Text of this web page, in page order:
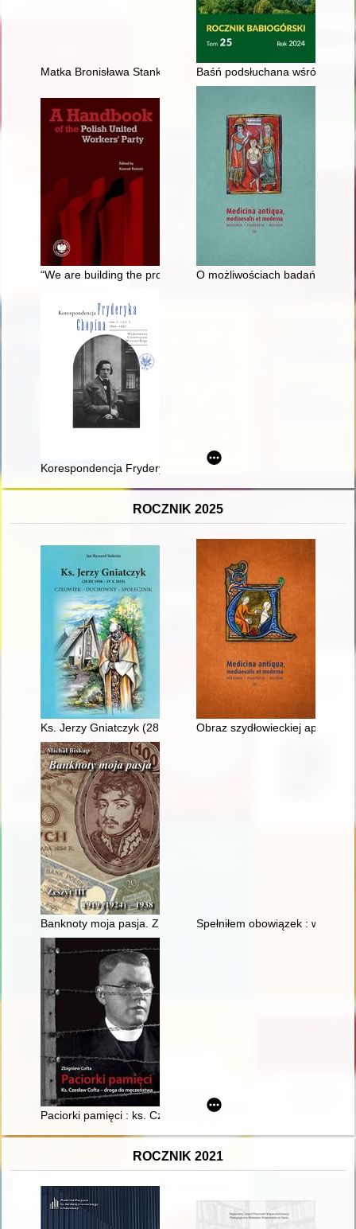
Matka Bronisława Stankowicz, Maria Żaryn i inne siostry na
Baśń podsłuchana wśród
“We are building the prosperity of the nation under the
O możliwościach badań
Korespondencja Fryderyka Chopina. T. 3 cz. 2,
ROCZNIK 2025
Ks. Jerzy Gniatczyk (28 III 1950 - 19 X 2015) : człowiek -
Obraz szydłowieckiej apteki w
Banknoty moja pasja. Z. 3, Spełniłem obowiązek :
Paciorki pamięci : ks. Czesław Cofta - droga do męczeństwa
ROCZNIK 2021